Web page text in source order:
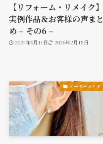
【リフォーム・リメイク】
実例作品＆お客様の声まと
め – その6 –
2024年6月11日 2026年2月15日
オーダーメイド